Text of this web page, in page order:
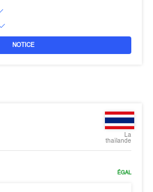
NOTICE
La
thaïlande
ÉGAL